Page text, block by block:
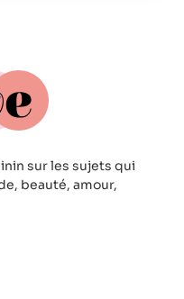
sur les sujets qui
beauté, amour,